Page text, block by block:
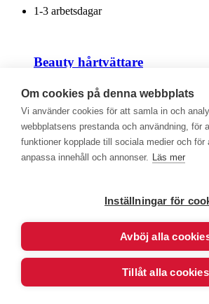
Om cookies på denna webbplats
Vi använder cookies för att samla in och
webbplatsens prestanda och användning, för
funktioner kopplade till sociala medier och för
anpassa innehåll och annonser. Läs mer
Inställningar för
Avböj alla
Tillåt alla cookies
1-3 arbetsdagar
Beauty hårtvättare
250krinkl. moms200krexkl. moms
Lägg till i varukorg
1-3 arbetsdagar
260krexkl. moms
Beauty kroppstvättare